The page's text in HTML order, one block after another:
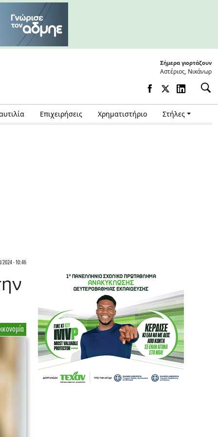
Σήμερα γιορτάζουν
Αστέριος, Νικάνωρ
Επιχειρήσεις Χρηματιστήριο Στήλες
2024 - 10:46